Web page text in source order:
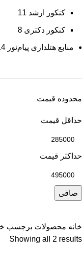
کنکور ارشد 11
کنکور دکتری 8
منابع هتلداری پیام‌نور
محدوده قیمت
حداقل قیمت
حداكثر قيمت
صافی
خانه محصولات برچسب
Showing all 2 results